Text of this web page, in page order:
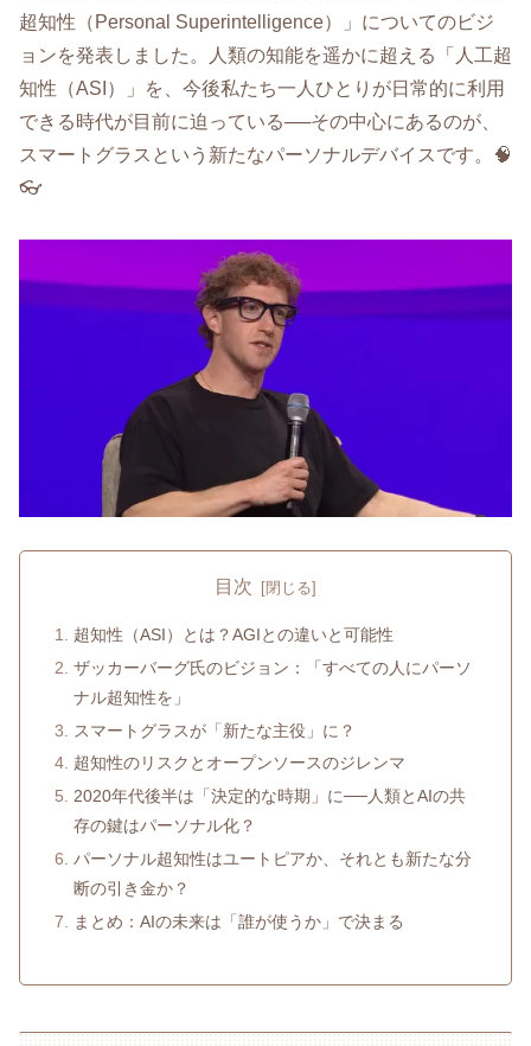
超知性（Personal Superintelligence）」についてのビジ
ョンを発表しました。人類の知能を遥かに超える「人工超
知性（ASI）」を、今後私たち一人ひとりが日常的に利用
できる時代が目前に迫っている──その中心にあるのが、
スマートグラスという新たなパーソナルデバイスです。🧠
👓
目次
超知性（ASI）とは？AGIとの違いと可能性
ザッカーバーグ氏のビジョン：「すべての人にパーソ
ナル超知性を」
スマートグラスが「新たな主役」に？
超知性のリスクとオープンソースのジレンマ
2020年代後半は「決定的な時期」に──人類とAIの共
存の鍵はパーソナル化？
パーソナル超知性はユートピアか、それとも新たな分
断の引き金か？
まとめ：AIの未来は「誰が使うか」で決まる